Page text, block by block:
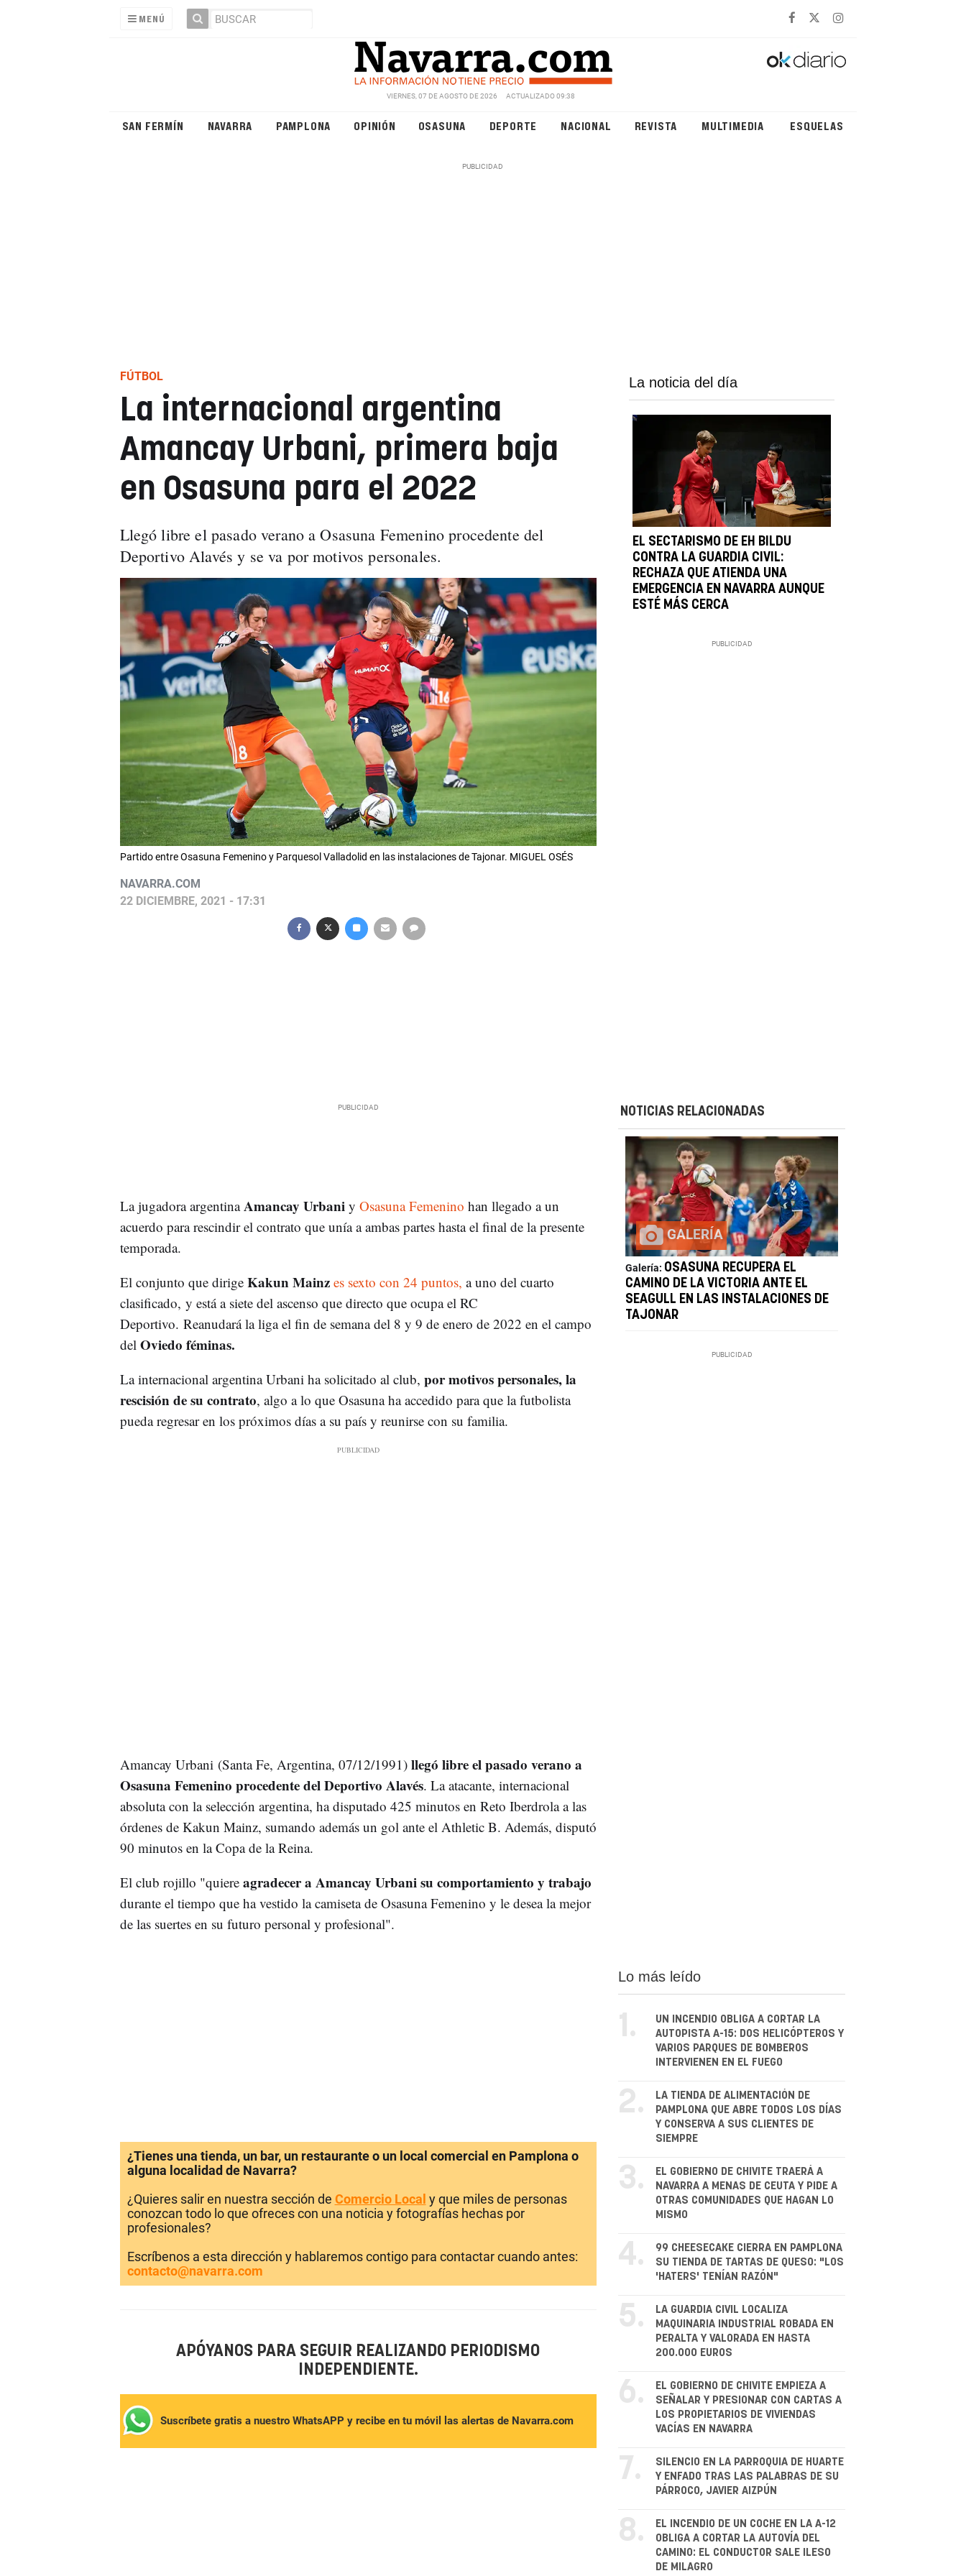
MENÚ
VIERNES, 07 DE AGOSTO DE 2026 ACTUALIZADO 09:38
SAN FERMÍN NAVARRA PAMPLONA OPINIÓN OSASUNA DEPORTE NACIONAL REVISTA MULTIMEDIA ESQUELAS
FÚTBOL
La internacional argentina
Amancay Urbani, primera baja
en Osasuna para el 2022
Llegó libre el pasado verano a Osasuna Femenino procedente del
Deportivo Alavés y se va por motivos personales.
Partido entre Osasuna Femenino y Parquesol Valladolid en las instalaciones de Tajonar. MIGUEL OSÉS
NAVARRA.COM
22 DICIEMBRE, 2021 - 17:31
La noticia del día
EL SECTARISMO DE EH BILDU
CONTRA LA GUARDIA CIVIL:
RECHAZA QUE ATIENDA UNA
EMERGENCIA EN NAVARRA AUNQUE
ESTÉ MÁS CERCA
La jugadora argentinaAmancay Urbani y Osasuna Femenino han llegado a un
acuerdo para rescindir el contrato que unía a ambas partes hasta el final de la presente
temporada.
El conjunto que dirigeKakun Mainzes sexto con 24 puntos, a uno del cuarto
clasificado, y está a siete del ascenso que directo que ocupa el RC
Deportivo. Reanudará la liga el fin de semana del 8 y 9 de enero de 2022 en el campo
del Oviedo féminas.
La internacional argentina Urbani ha solicitado al club, por motivos personales, la
rescisión de su contrato, algo a lo que Osasuna ha accedido para que la futbolista
pueda regresar en los próximos días a su país y reunirse con su familia.
Amancay Urbani (Santa Fe, Argentina, 07/12/1991)llegó libre el pasado verano a
Osasuna Femenino procedente del Deportivo Alavés. La atacante, internacional
absoluta con la selección argentina, ha disputado 425 minutos en Reto Iberdrola a las
órdenes de Kakun Mainz, sumando además un gol ante el Athletic B. Además, disputó
90 minutos en la Copa de la Reina.
El club rojillo "quiere agradecer a Amancay Urbani su comportamiento y trabajo
durante el tiempo que ha vestido la camiseta de Osasuna Femenino y le desea la mejor
de las suertes en su futuro personal y profesional".
NOTICIAS RELACIONADAS
GALERÍA
Galería: OSASUNA RECUPERA EL
CAMINO DE LA VICTORIA ANTE EL
SEAGULL EN LAS INSTALACIONES DE
TAJONAR
¿Tienes una tienda, un bar, un restaurante o un local comercial en Pamplona o
alguna localidad de Navarra?
¿Quieres salir en nuestra sección de Comercio Local y que miles de personas
conozcan todo lo que ofreces con una noticia y fotografías hechas por
profesionales?
Escríbenos a esta dirección y hablaremos contigo para contactar cuando antes:
contacto@navarra.com
APÓYANOS PARA SEGUIR REALIZANDO PERIODISMO
INDEPENDIENTE.
Suscríbete gratis a nuestro WhatsAPP y recibe en tu móvil las alertas de Navarra.com
Lo más leído
1.
UN INCENDIO OBLIGA A CORTAR LA
AUTOPISTA A-15: DOS HELICÓPTEROS Y
VARIOS PARQUES DE BOMBEROS
INTERVIENEN EN EL FUEGO
2.
LA TIENDA DE ALIMENTACIÓN DE
PAMPLONA QUE ABRE TODOS LOS DÍAS
Y CONSERVA A SUS CLIENTES DE
SIEMPRE
3.
EL GOBIERNO DE CHIVITE TRAERÁ A
NAVARRA A MENAS DE CEUTA Y PIDE A
OTRAS COMUNIDADES QUE HAGAN LO
MISMO
4.
99 CHEESECAKE CIERRA EN PAMPLONA
SU TIENDA DE TARTAS DE QUESO: "LOS
'HATERS' TENÍAN RAZÓN"
5.
LA GUARDIA CIVIL LOCALIZA
MAQUINARIA INDUSTRIAL ROBADA EN
PERALTA Y VALORADA EN HASTA
200.000 EUROS
6.
EL GOBIERNO DE CHIVITE EMPIEZA A
SEÑALAR Y PRESIONAR CON CARTAS A
LOS PROPIETARIOS DE VIVIENDAS
VACÍAS EN NAVARRA
7.
SILENCIO EN LA PARROQUIA DE HUARTE
Y ENFADO TRAS LAS PALABRAS DE SU
PÁRROCO, JAVIER AIZPÚN
8.
EL INCENDIO DE UN COCHE EN LA A-12
OBLIGA A CORTAR LA AUTOVÍA DEL
CAMINO: EL CONDUCTOR SALE ILESO
DE MILAGRO